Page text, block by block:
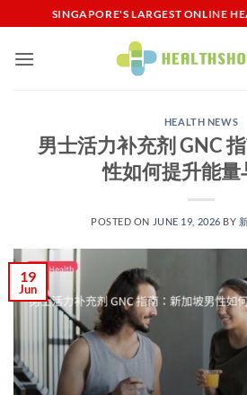
to
content
SINGAPORE'S LARGEST ONLINE
HEALTH NEWS
男士活力补充剂 GNC
性如何提升能量
POSTED ON JUNE 19, 2026 BY
19
Jun